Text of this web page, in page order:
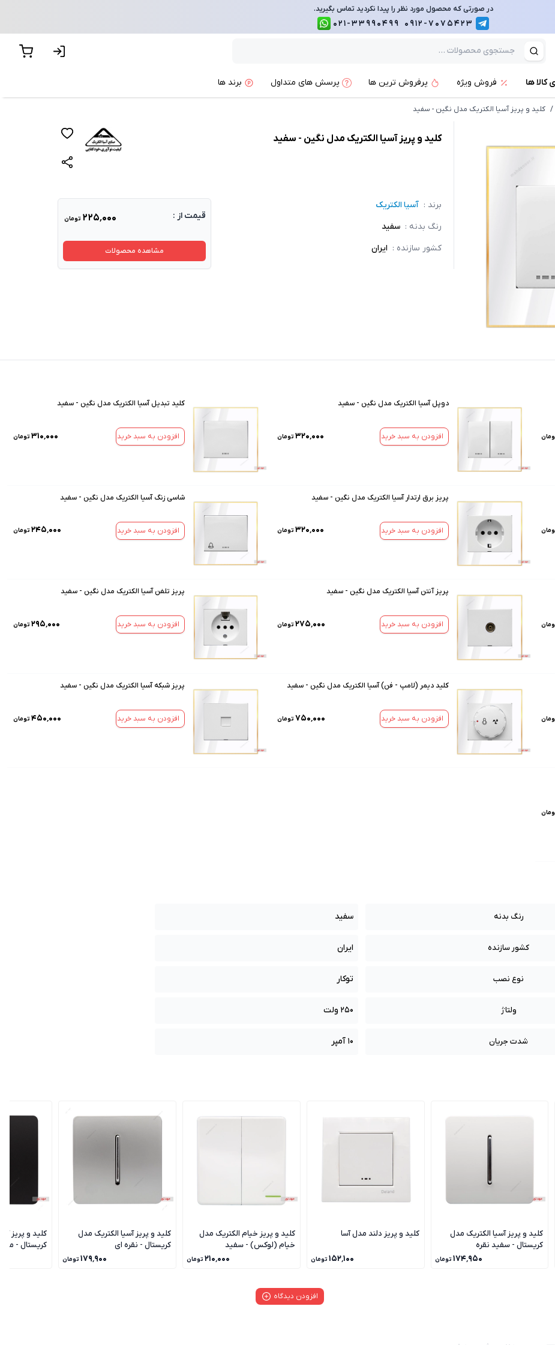
در صورتی که محصول مورد نظر را پیدا نکردید تماس بگیرید.
0912-7075423
021-33990499
کالا ها فروش ویژه پرفروش ترین ها پرسش های متداول برند ها
/ کلید و پریز آسیا الکتریک مدل نگین - سفید
کلید و پریز آسیا الکتریک مدل نگین - سفید
قیمت از : ۲۲۵٬۰۰۰ تومان
مشاهده محصولات
برند : آسیا الکتریک
رنگ بدنه : سفید
کشور سازنده : ایران
دوپل آسیا الکتریک مدل نگین - سفید
افزودن به سبد خرید ۳۲۰٬۰۰۰ تومان
کلید تبدیل آسیا الکتریک مدل نگین - سفید
افزودن به سبد خرید ۳۱۰٬۰۰۰ تومان
پریز برق ارتدار آسیا الکتریک مدل نگین - سفید
افزودن به سبد خرید ۳۲۰٬۰۰۰ تومان
شاسی زنگ آسیا الکتریک مدل نگین - سفید
افزودن به سبد خرید ۲۴۵٬۰۰۰ تومان
پریز آنتن آسیا الکتریک مدل نگین - سفید
افزودن به سبد خرید ۲۷۵٬۰۰۰ تومان
پریز تلفن آسیا الکتریک مدل نگین - سفید
افزودن به سبد خرید ۲۹۵٬۰۰۰ تومان
کلید دیمر (لامپ - فن) آسیا الکتریک مدل نگین - سفید
افزودن به سبد خرید ۷۵۰٬۰۰۰ تومان
پریز شبکه آسیا الکتریک مدل نگین - سفید
افزودن به سبد خرید ۴۵۰٬۰۰۰ تومان
رنگ بدنه سفید
کشور سازنده ایران
نوع نصب توکار
ولتاژ 250 ولت
شدت جریان 10 آمپر
کلید و پریز آسیا الکتریک مدل
کریستال - سفید نقره
۱۷۴٬۹۵۰ تومان
کلید و پریز دلند مدل آسا
۱۵۲٬۱۰۰ تومان
کلید و پریز خیام الکتریک مدل
خیام (لوکس) - سفید
۲۱۰٬۰۰۰ تومان
کلید و پریز آسیا الکتریک مدل
کریستال - نقره ای
۱۷۹٬۹۰۰ تومان
کلید و پریز
کریستال -
افزودن دیدگاه